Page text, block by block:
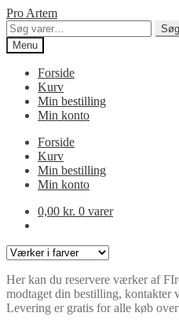
Spring
til
navigation
Spring
til
indhold
Pro Artem
Søg
efter:
Søg
Menu
Forside
Kurv
Min bestilling
Min konto
Forside
Kurv
Min bestilling
Min konto
0,00 kr. 0 varer
Varekategorier
Her kan du reservere værker af
modtaget din bestilling, kontakter
Levering er gratis for alle køb